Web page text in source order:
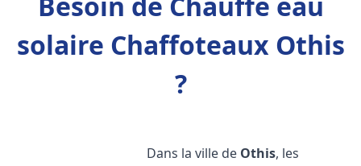
solaire Chaffoteaux Othis
?
Dans la ville de Othis, les